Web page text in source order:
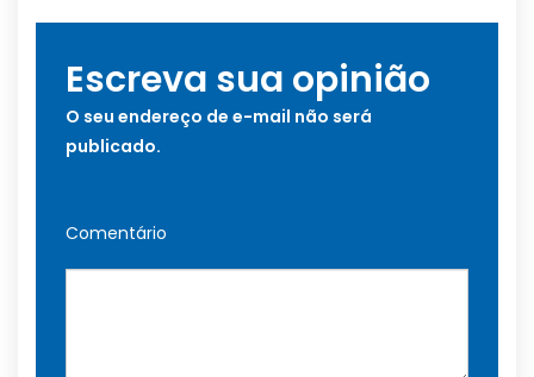
Escreva sua opinião
O seu endereço de e-mail não será
publicado.
Comentário